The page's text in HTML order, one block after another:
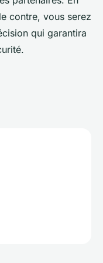
contre, vous serez
qui garantira